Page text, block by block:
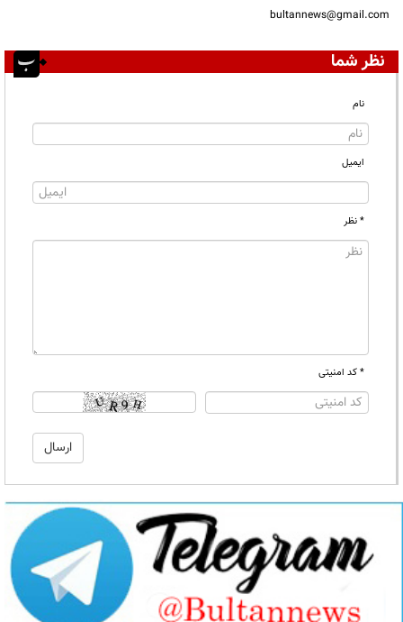
bultannews@gmail.com
نظر شما
نام
ایمیل
* نظر
* کد امنیتی